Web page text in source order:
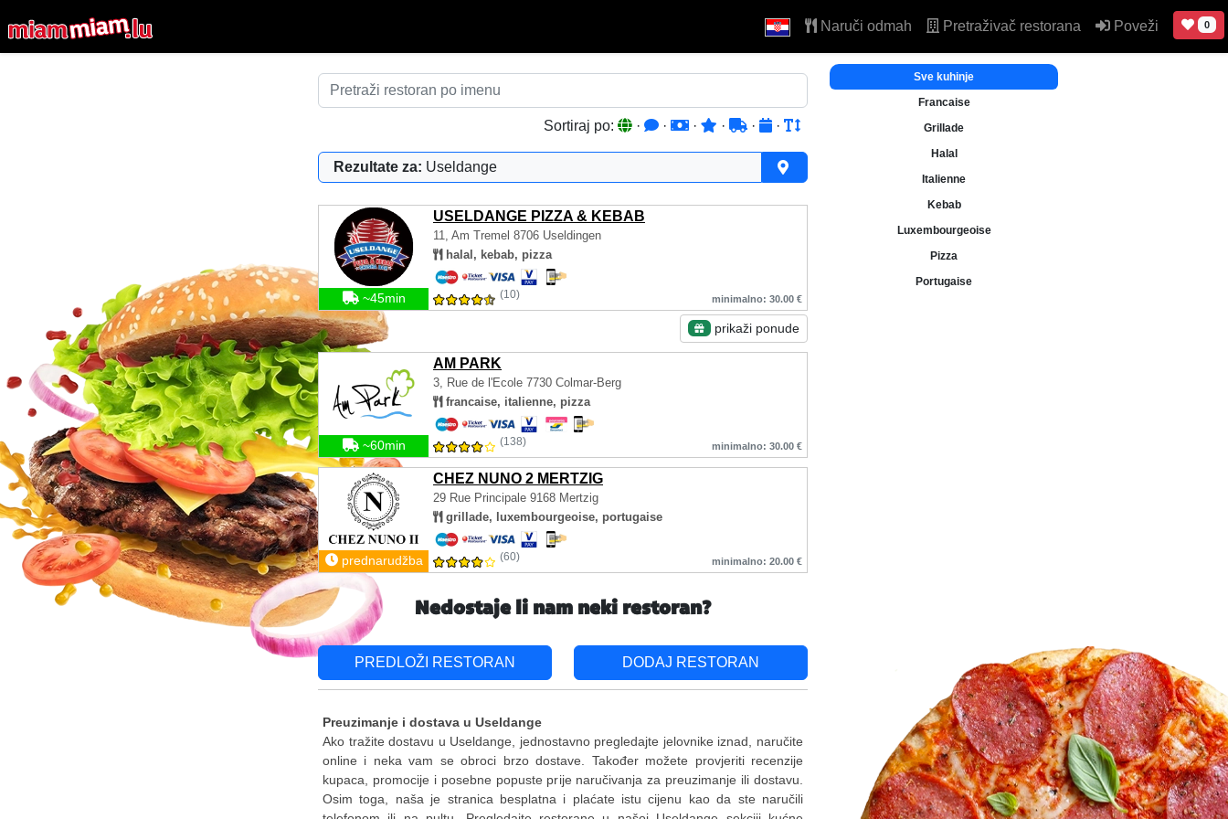
Naruči odmah Pretraživač restorana Poveži 0
Sortiraj po: · · · · · ·
Rezultate za: Useldange
USELDANGE PIZZA & KEBAB
11, Am Tremel 8706 Useldingen
halal, kebab, pizza
~45min (10) minimalno: 30.00 €
prikaži ponude
AM PARK
3, Rue de l'Ecole 7730 Colmar-Berg
francaise, italienne, pizza
~60min (138) minimalno: 30.00 €
CHEZ NUNO 2 MERTZIG
29 Rue Principale 9168 Mertzig
grillade, luxembourgeoise, portugaise
prednarudžba (60) minimalno: 20.00 €
Sve kuhinje
Francaise
Grillade
Halal
Italienne
Kebab
Luxembourgeoise
Pizza
Portugaise
Nedostaje li nam neki restoran?
PREDLOŽI RESTORAN DODAJ RESTORAN
Preuzimanje i dostava u Useldange
Ako tražite dostavu u Useldange, jednostavno pregledajte jelovnike iznad, naručite
online i neka vam se obroci brzo dostave. Također možete provjeriti recenzije
kupaca, promocije i posebne popuste prije naručivanja za preuzimanje ili dostavu.
Osim toga, naša je stranica besplatna i plaćate istu cijenu kao da ste naručili